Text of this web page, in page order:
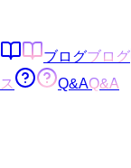
ブログブログ
ス
Q&AQ&A